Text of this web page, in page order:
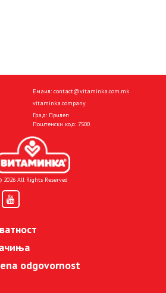
Емаил: contact@vitaminka.com.mk
vitaminka.company
Град: Прилеп
Поштенски код: 7500
2026 All Rights Reserved
odgovornost